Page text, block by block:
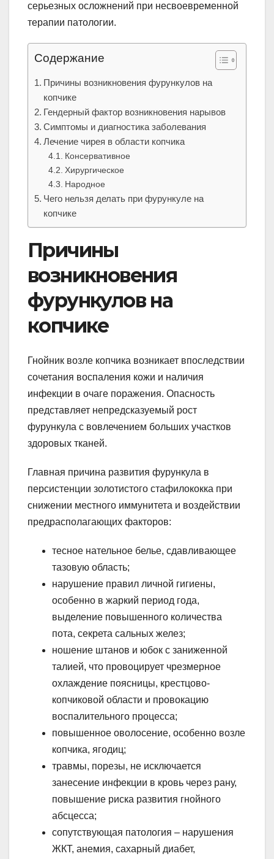
серьезных осложнений при несвоевременной
терапии патологии.
Содержание
Причины возникновения фурункулов на
копчике
Гендерный фактор возникновения нарывов
Симптомы и диагностика заболевания
Лечение чирея в области копчика
Консервативное
Хирургическое
Народное
Чего нельзя делать при фурункуле на
копчике
Причины
возникновения
фурункулов на
копчике
Гнойник возле копчика возникает впоследствии
сочетания воспаления кожи и наличия
инфекции в очаге поражения. Опасность
представляет непредсказуемый рост
фурункула с вовлечением больших участков
здоровых тканей.
Главная причина развития фурункула в
персистенции золотистого стафилококка при
снижении местного иммунитета и воздействии
предрасполагающих факторов:
тесное нательное белье, сдавливающее
тазовую область;
нарушение правил личной гигиены,
особенно в жаркий период года,
выделение повышенного количества
пота, секрета сальных желез;
ношение штанов и юбок с заниженной
талией, что провоцирует чрезмерное
охлаждение поясницы, крестцово-
копчиковой области и провокацию
воспалительного процесса;
повышенное оволосение, особенно возле
копчика, ягодиц;
травмы, порезы, не исключается
занесение инфекции в кровь через рану,
повышение риска развития гнойного
абсцесса;
сопутствующая патология – нарушения
ЖКТ, анемия, сахарный диабет,